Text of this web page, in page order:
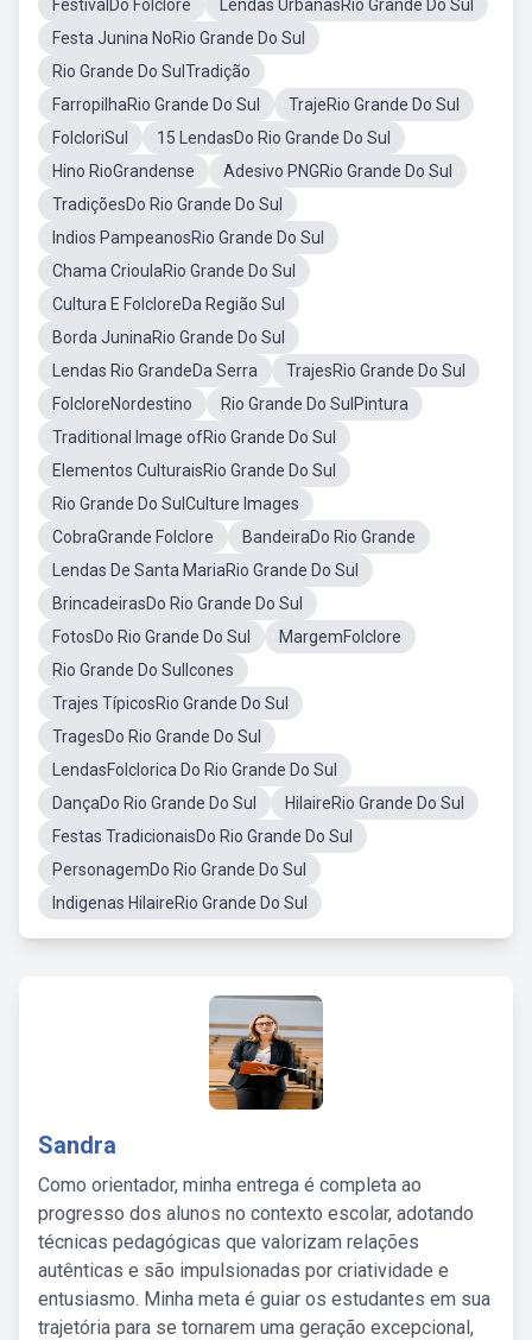
FestivalDo Folclore
Lendas UrbanasRio Grande Do Sul
Festa Junina NoRio Grande Do Sul
Rio Grande Do SulTradição
FarropilhaRio Grande Do Sul
TrajeRio Grande Do Sul
FolcloriSul
15 LendasDo Rio Grande Do Sul
Hino RioGrandense
Adesivo PNGRio Grande Do Sul
TradiçõesDo Rio Grande Do Sul
Indios PampeanosRio Grande Do Sul
Chama CrioulaRio Grande Do Sul
Cultura E FolcloreDa Região Sul
Borda JuninaRio Grande Do Sul
Lendas Rio GrandeDa Serra
TrajesRio Grande Do Sul
FolcloreNordestino
Rio Grande Do SulPintura
Traditional Image ofRio Grande Do Sul
Elementos CulturaisRio Grande Do Sul
Rio Grande Do SulCulture Images
CobraGrande Folclore
BandeiraDo Rio Grande
Lendas De Santa MariaRio Grande Do Sul
BrincadeirasDo Rio Grande Do Sul
FotosDo Rio Grande Do Sul
MargemFolclore
Rio Grande Do SulIcones
Trajes TípicosRio Grande Do Sul
TragesDo Rio Grande Do Sul
LendasFolclorica Do Rio Grande Do Sul
DançaDo Rio Grande Do Sul
HilaireRio Grande Do Sul
Festas TradicionaisDo Rio Grande Do Sul
PersonagemDo Rio Grande Do Sul
Indigenas HilaireRio Grande Do Sul
Sandra
Como orientador, minha entrega é completa ao
progresso dos alunos no contexto escolar, adotando
técnicas pedagógicas que valorizam relações
autênticas e são impulsionadas por criatividade e
entusiasmo. Minha meta é guiar os estudantes em sua
trajetória para se tornarem uma geração excepcional,